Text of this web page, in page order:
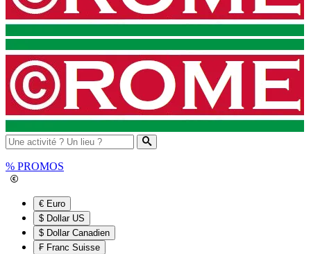
% PROMOS
€ Euro
$ Dollar US
$ Dollar Canadien
₣ Franc Suisse